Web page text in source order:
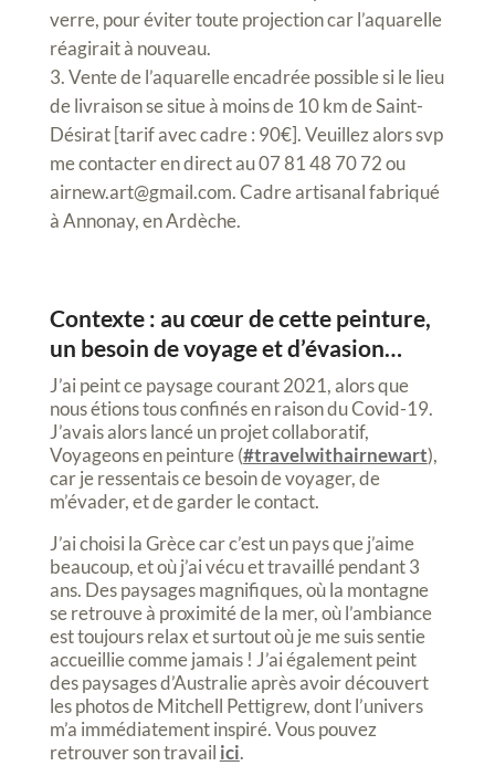
verre, pour éviter toute projection car l’aquarelle
réagirait à nouveau.
Vente de l’aquarelle encadrée possible si le lieu
de livraison se situe à moins de 10 km de Saint-
Désirat [tarif avec cadre : 90€]. Veuillez alors svp
me contacter en direct au 07 81 48 70 72 ou
airnew.art@gmail.com. Cadre artisanal fabriqué
à Annonay, en Ardèche.
Contexte : au cœur de cette peinture,
un besoin de voyage et d’évasion…
J’ai peint ce paysage courant 2021, alors que
nous étions tous confinés en raison du Covid-19.
J’avais alors lancé un projet collaboratif,
Voyageons en peinture (#travelwithairnewart),
car je ressentais ce besoin de voyager, de
m’évader, et de garder le contact.
J’ai choisi la Grèce car c’est un pays que j’aime
beaucoup, et où j’ai vécu et travaillé pendant 3
ans. Des paysages magnifiques, où la montagne
se retrouve à proximité de la mer, où l’ambiance
est toujours relax et surtout où je me suis sentie
accueillie comme jamais ! J’ai également peint
des paysages d’Australie après avoir découvert
les photos de Mitchell Pettigrew, dont l’univers
m’a immédiatement inspiré. Vous pouvez
retrouver son travail ici.